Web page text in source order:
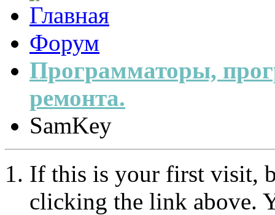
Форум
Программаторы,
ремонта.
SamKey
If this is your first visit,
clicking the link above.